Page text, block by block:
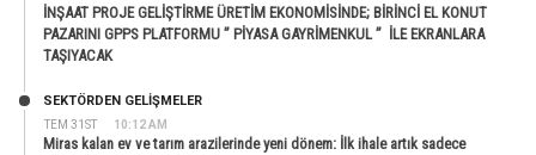
İNŞAAT PROJE GELİŞTİRME ÜRETİM EKONOMİSİNDE; BİRİNCİ EL KONUT
PAZARINI GPPS PLATFORMU ” PİYASA GAYRİMENKUL ” İLE EKRANLARA
TAŞIYACAK
TEM 31ST 10:12 AM
SEKTÖRDEN GELIŞMELER
Miras kalan ev ve tarım arazilerinde yeni dönem: İlk ihale artık sadece